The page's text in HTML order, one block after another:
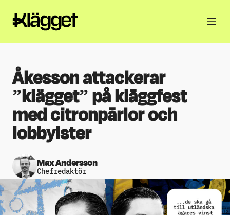
Åkesson attackerar
”klägget” på kläggfest
med citronpärlor och
lobbyister
Max Andersson
Chefredaktör